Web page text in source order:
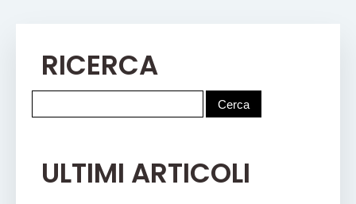
RICERCA
ULTIMI ARTICOLI